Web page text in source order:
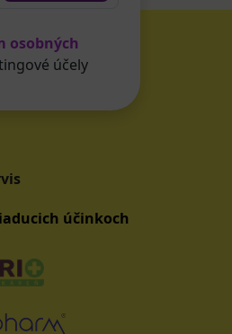
osobných
účely
účinkoch